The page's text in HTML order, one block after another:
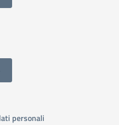
4
personali